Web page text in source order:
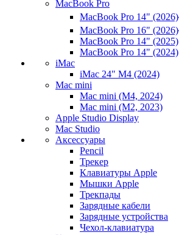
MacBook Pro
MacBook Pro 14" (2026)
MacBook Pro 16" (2026)
MacBook Pro 14" (2025)
MacBook Pro 14" (2024)
iMac
iMac 24" M4 (2024)
Mac mini
Mac mini (M4, 2024)
Mac mini (M2, 2023)
Apple Studio Display
Mac Studio
Аксессуары
Pencil
Трекер
Клавиатуры Apple
Мышки Apple
Трекпады
Зарядные кабели
Зарядные устройства
Чехол-клавиатура